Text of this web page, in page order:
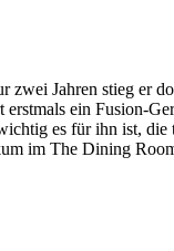
Jahren stieg er
ein Fusion-
es für ihn ist,
im The Dining